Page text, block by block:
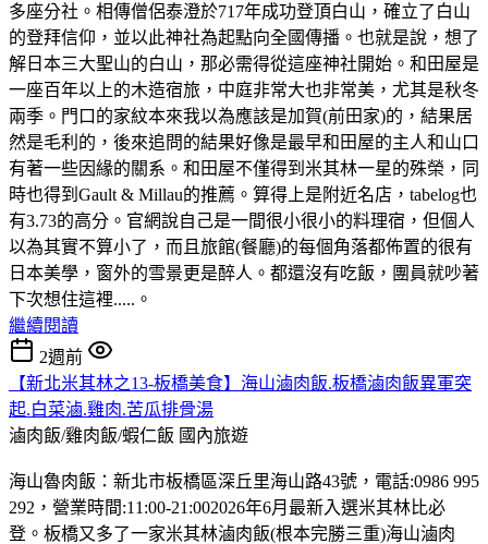
多座分社。相傳僧侶泰澄於717年成功登頂白山，確立了白山
的登拜信仰，並以此神社為起點向全國傳播。也就是說，想了
解日本三大聖山的白山，那必需得從這座神社開始。和田屋是
一座百年以上的木造宿旅，中庭非常大也非常美，尤其是秋冬
兩季。門口的家紋本來我以為應該是加賀(前田家)的，結果居
然是毛利的，後來追問的結果好像是最早和田屋的主人和山口
有著一些因緣的關系。和田屋不僅得到米其林一星的殊榮，同
時也得到Gault & Millau的推薦。算得上是附近名店，tabelog也
有3.73的高分。官網說自己是一間很小很小的料理宿，但個人
以為其實不算小了，而且旅館(餐廳)的每個角落都佈置的很有
日本美學，窗外的雪景更是醉人。都還沒有吃飯，團員就吵著
下次想住這裡.....。
繼續閱讀
2週前
【新北米其林之13-板橋美食】海山滷肉飯.板橋滷肉飯異軍突
起.白菜滷.雞肉.苦瓜排骨湯
滷肉飯/雞肉飯/蝦仁飯 國內旅遊
海山魯肉飯：新北市板橋區深丘里海山路43號，電話:0986 995
292，營業時間:11:00-21:002026年6月最新入選米其林比必
登。板橋又多了一家米其林滷肉飯(根本完勝三重)海山滷肉